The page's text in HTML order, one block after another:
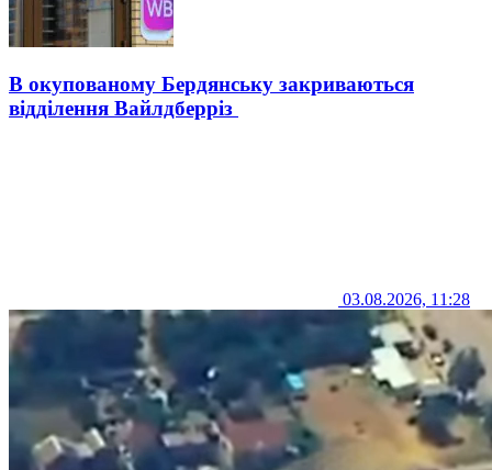
В окупованому Бердянську закриваються
відділення Вайлдберріз
03.08.2026, 11:28